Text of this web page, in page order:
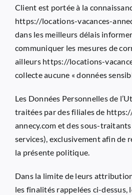
Client est portée à la
https://locations-vacances-
dans les meilleurs délais
communiquer les mesures de
ailleurs https://locations-
collecte aucune « données
Les Données Personnelles de
traitées par des filiales de
annecy.com et des sous-
services), exclusivement afin de
la présente politique.
Dans la limite de leurs
les finalités rappelées ci-dessus,